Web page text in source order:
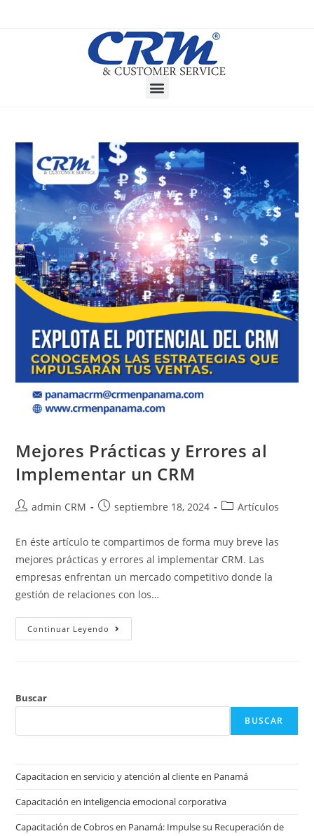
Mejores Prácticas y Errores al
Implementar un CRM
admin CRM septiembre 18, 2024 Artículos
En éste artículo te compartimos de forma muy breve las
mejores prácticas y errores al implementar CRM. Las
empresas enfrentan un mercado competitivo donde la
gestión de relaciones con los…
Continuar Leyendo
Buscar
BUSCAR
Capacitacion en servicio y atención al cliente en Panamá
Capacitación en inteligencia emocional corporativa
Capacitación de Cobros en Panamá: Impulse su Recuperación de